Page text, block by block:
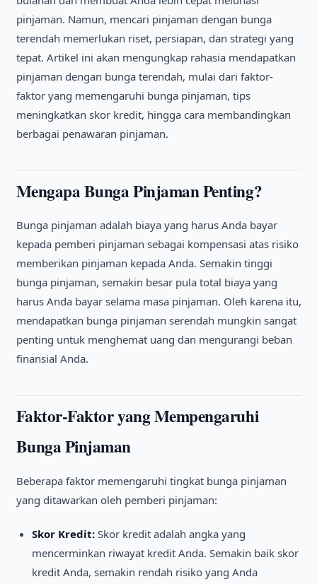
pinjaman. Namun, mencari pinjaman dengan bunga
terendah memerlukan riset, persiapan, dan strategi yang
tepat. Artikel ini akan mengungkap rahasia mendapatkan
pinjaman dengan bunga terendah, mulai dari faktor-
faktor yang memengaruhi bunga pinjaman, tips
meningkatkan skor kredit, hingga cara membandingkan
berbagai penawaran pinjaman.
Mengapa Bunga Pinjaman Penting?
Bunga pinjaman adalah biaya yang harus Anda bayar
kepada pemberi pinjaman sebagai kompensasi atas risiko
memberikan pinjaman kepada Anda. Semakin tinggi
bunga pinjaman, semakin besar pula total biaya yang
harus Anda bayar selama masa pinjaman. Oleh karena itu,
mendapatkan bunga pinjaman serendah mungkin sangat
penting untuk menghemat uang dan mengurangi beban
finansial Anda.
Faktor-Faktor yang Mempengaruhi
Bunga Pinjaman
Beberapa faktor memengaruhi tingkat bunga pinjaman
yang ditawarkan oleh pemberi pinjaman:
Skor Kredit: Skor kredit adalah angka yang
mencerminkan riwayat kredit Anda. Semakin baik skor
kredit Anda, semakin rendah risiko yang Anda